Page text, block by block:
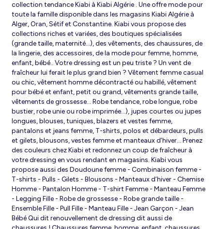
collection tendance Kiabi à Kiabi Algérie . Une offre mode pour
toute la famille disponible dans les magasins Kiabi Algérie à
Alger, Oran, Sétif et Constantine. Kiabi vous propose des
collections riches et variées, des boutiques spécialisées
(grande taille, maternité...), des vêtements, des chaussures, de
la lingerie, des accessoires, de la mode pour femme, homme,
enfant, bébé.. Votre dressing est un peu triste ? Un vent de
fraîcheur lui ferait le plus grand bien ? Vêtement femme casual
ou chic, vêtement homme décontracté ou habillé, vêtement
pour bébé et enfant, petit ou grand, vêtements grande taille,
vêtements de grossesse... Robe tendance, robe longue, robe
bustier, robe unie ou robe imprimée…), jupes courtes ou jupes
longues, blouses, tuniques, blazers et vestes femme,
pantalons et jeans femme, T-shirts, polos et débardeurs, pulls
et gilets, blousons, vestes femme et manteaux d’hiver... Prenez
des couleurs chez Kiabi et redonnez un coup de fraîcheur à
votre dressing en vous rendant en magasins. Kiabi vous
propose aussi des Doudoune femme - Combinaison femme -
T-shirts - Pulls - Gilets - Blousons - Manteaux d’hiver - Chemise
Homme - Pantalon Homme - T-shirt Femme - Manteau Femme
- Legging Fille - Robe de grossesse - Robe grande taille -
Ensemble Fille - Pull Fille - Manteau Fille - Jean Garçon - Jean
Bébé Qui dit renouvellement de dressing dit aussi de